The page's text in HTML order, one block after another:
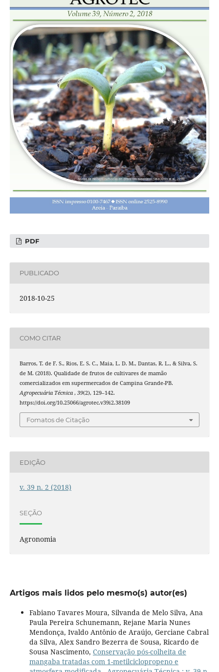
PDF
PUBLICADO
2018-10-25
COMO CITAR
Barros, T. de F. S., Rios, E. S. C., Maia, L. D. M., Dantas, R. L., & Silva, S.
de M. (2018). Qualidade de frutos de cultivares de mamão
comercializados em supermercados de Campina Grande-PB.
Agropecuária Técnica , 39(2), 129–142.
https://doi.org/10.25066/agrotec.v39i2.38109
Fomatos de Citação
EDIÇÃO
v. 39 n. 2 (2018)
SEÇÃO
Agronomia
Artigos mais lidos pelo mesmo(s) autor(es)
Fabiano Tavares Moura, Silvanda de Melo Silva, Ana
Paula Pereira Schunemann, Rejane Maria Nunes
Mendonça, Ivaldo Antônio de Araújo, Gerciane Cabral
da Silva, Alex Sandro Bezerra de Sousa, Ricardo de
Sousa Nascimento, Conservação pós-colheita de
mangaba tratadas com 1-metilciclopropeno e